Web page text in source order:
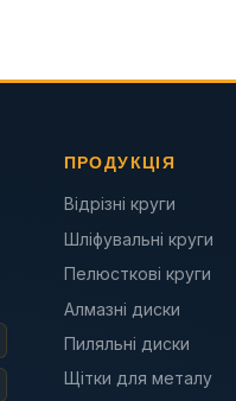
ПРОДУКЦІЯ
Відрізні круги
Шліфувальні круги
Пелюсткові круги
Алмазні диски
Пиляльні диски
Щітки для металу